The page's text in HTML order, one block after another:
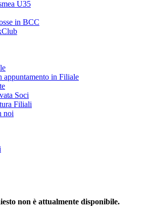
U35
in BCC
appuntamento in Filiale
Soci
Filiali
noi
non è attualmente disponibile.